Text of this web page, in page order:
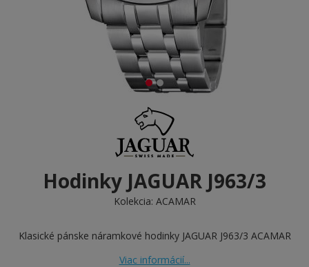
Hodinky JAGUAR J963/3
Kolekcia: ACAMAR
Klasické pánske náramkové hodinky JAGUAR J963/3 ACAMAR
Viac informácií...